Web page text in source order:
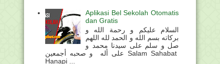
Aplikasi Bel Sekolah Otomatis
dan Gratis
السلام عليكم و رحمة الله و
بركاته بسم الله و الحمد لله اللهم
صل و سلم على سيدنا محمد و
على أله و صحبه أجمعين Salam Sahabat
Hanapi ...